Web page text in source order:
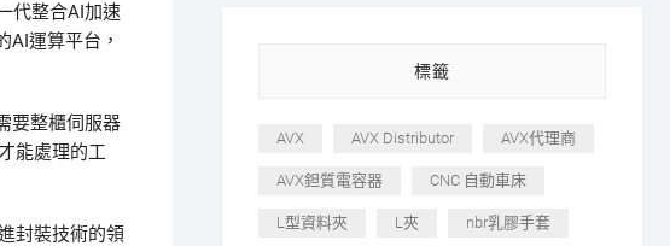
代整合AI加速
運算平台，
要整櫃伺服器
能處理的工
封裝技術的領
標籤
AVX AVX Distributor AVX代理商
AVX鉭質電容器 CNC 自動車床
L型資料夾 L夾 nbr乳膠手套